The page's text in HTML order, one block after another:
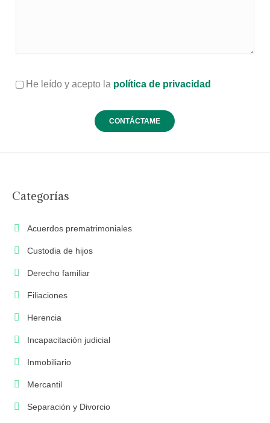
He leído y acepto la política de privacidad
Categorías
Acuerdos prematrimoniales
Custodia de hijos
Derecho familiar
Filiaciones
Herencia
Incapacitación judicial
Inmobiliario
Mercantil
Separación y Divorcio